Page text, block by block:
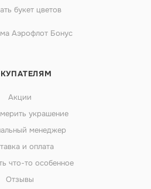
букет цветов
Аэрофлот Бонус
Акции
украшение
менеджер
и оплата
что-то особенное
Отзывы